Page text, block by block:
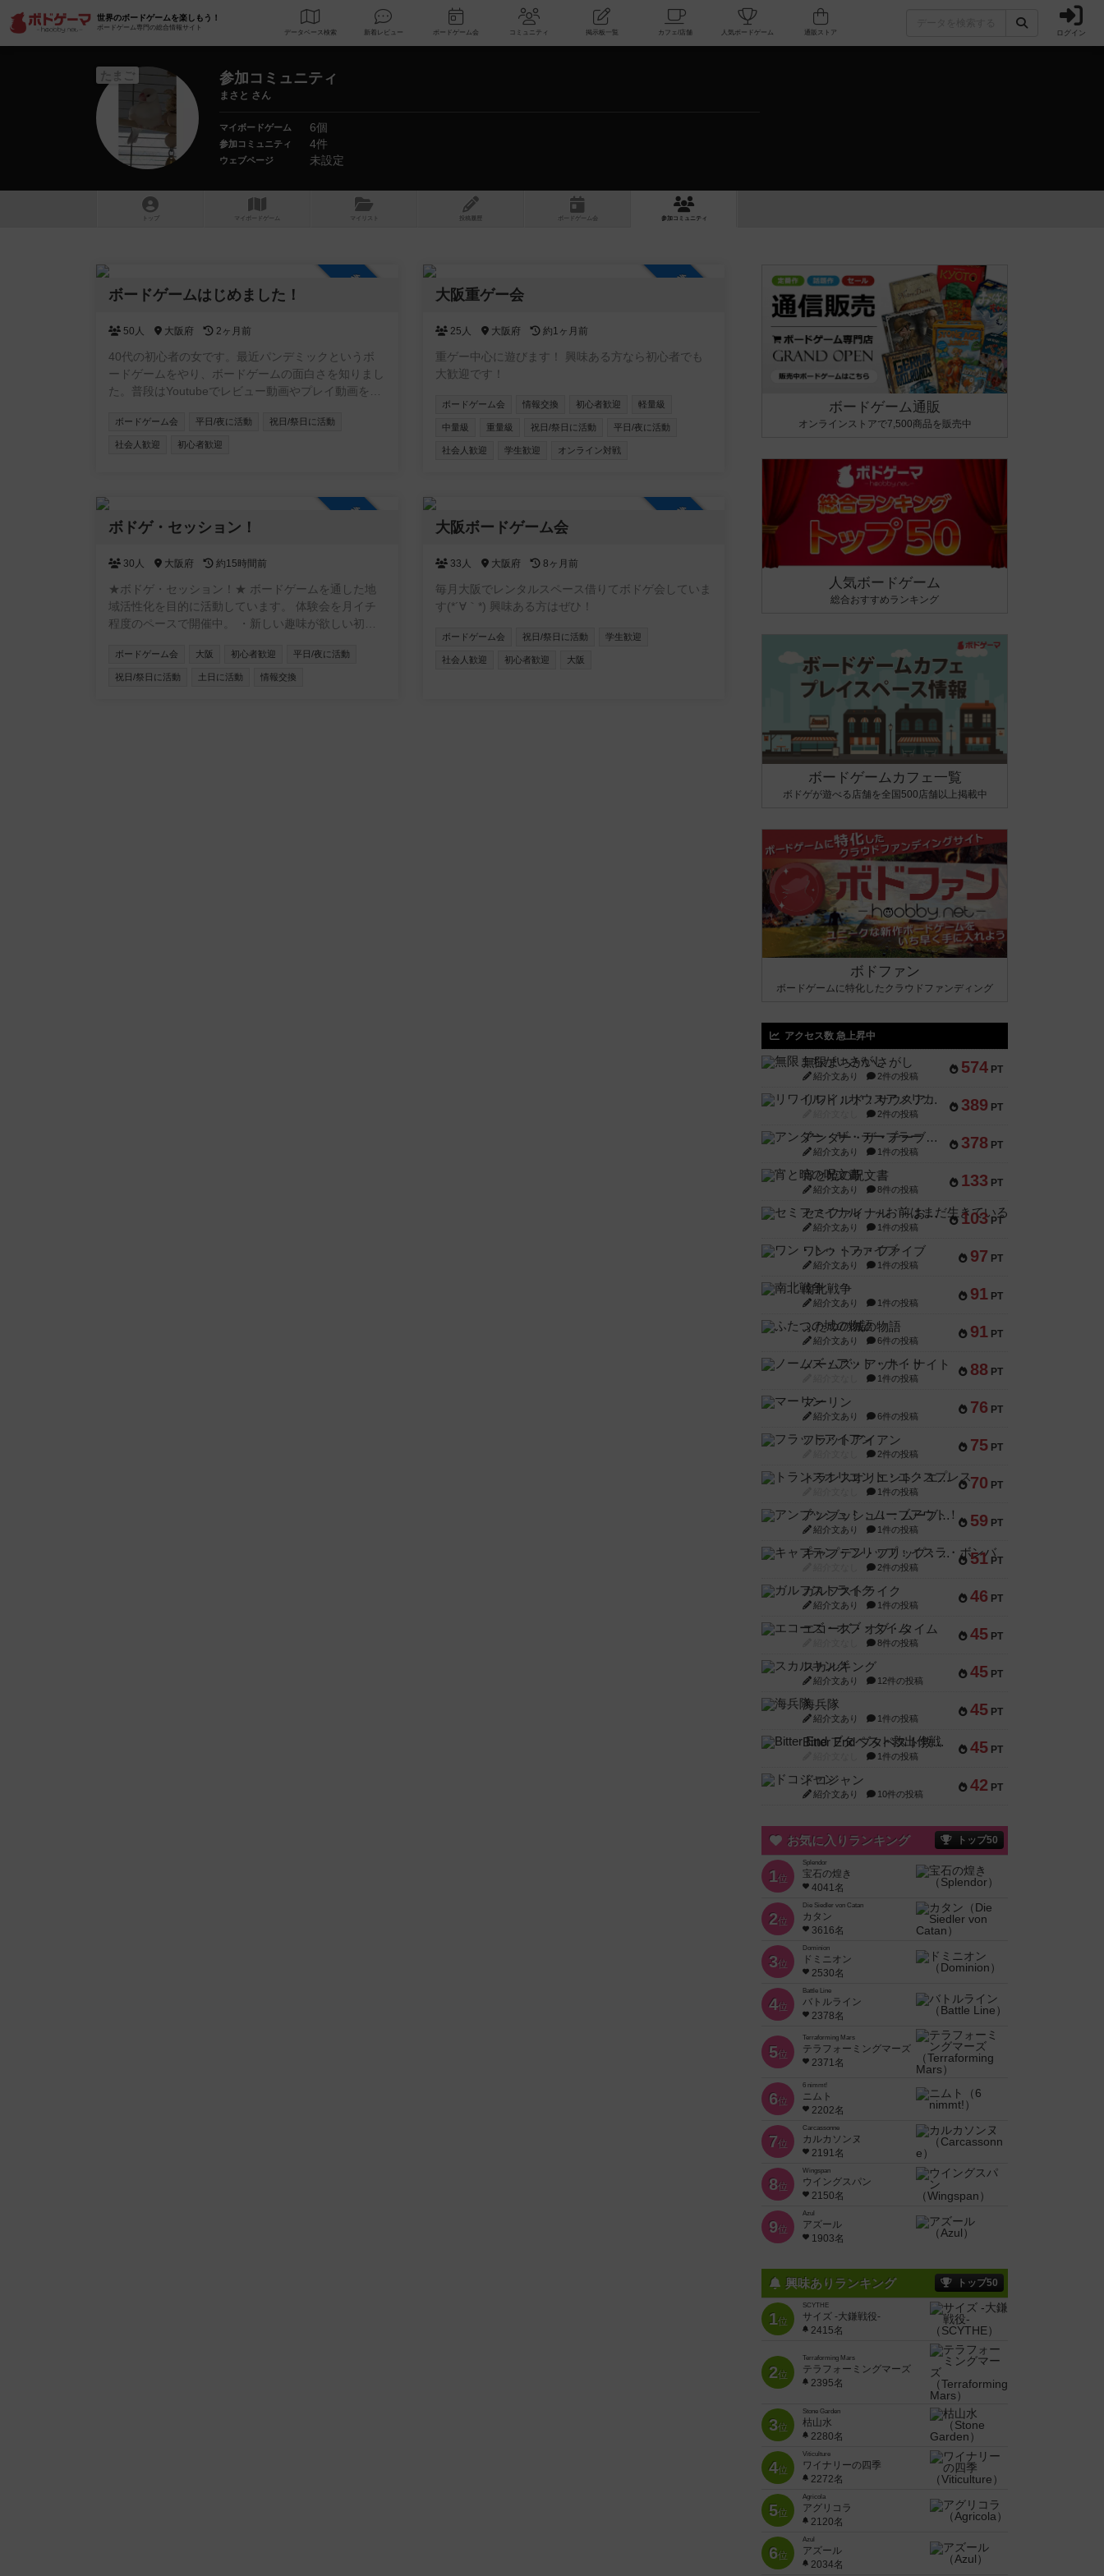
世界のボードゲームを楽しもう！
ボードゲーム専門の総合情報サイト
データベース 検索 新着レビュー ボードゲーム会 コミュニティ 掲示板一覧 カフェ/店舗 人気ボードゲーム ログイン
たまご 参加コミュニティ
まさと さん
マイボードゲーム 6個
参加コミュニティ 4件
ウェブページ 未設定
トップ マイボードゲーム マイリスト 投稿履歴 ボ ドゲ ーム 参加 コミュニティ
ボードゲームはじめました！
50人 大阪府 2ヶ月前
40代の初心者の女です。最近パンデミックというボ
ードゲームをやり、ボードゲームの面白さを知りまし
た。普段はYoutubeでレビュー動画やプレイ動画を見
思うようになりました。しかし、ゲームをするお友達
がいないのでコミュニティというものを作って見よう
はありません。知らないゲームだらけですがが、最近
少しづつやりたいゲームを購入したりしています。ど
うぞ宜しくお願いします。
ボードゲーム会 平日/夜に活動 祝日/祭日に活動
社会人歓迎 初心者歓迎
大阪重ゲー会
25人 大阪府 約1ヶ月前
重ゲー中心に遊びます！ 興味ある方なら初心者でも
大歓迎です！
ボードゲーム会 情報交換 初心者歓迎 軽量級
中量級 重量級 祝日/祭日に活動 平日/夜に活動
社会人歓迎 学生歓迎 オンライン対戦
ボドゲ・セッション！
30人 大阪府 約15時間前
★ボドゲ・セッション！★ ボードゲームを通した地
域活性化を目的に活動しています。 体験会を月イチ
程度のペースで開催中。 ・新しい趣味が欲しい初心
さん ・卓をお任せできるベテランさん ・テストプレ
イヤーが欲しいクリエーターさん お気軽にご参加く
ボードゲーム会 大阪 初心者歓迎 平日/夜に活動
祝日/祭日に活動 土日に活動 情報交換
大阪ボードゲーム会
33人 大阪府 8ヶ月前
毎月大阪でレンタルスペース借りてボドゲ会していま
す(*´∀｀*) 興味ある方はぜひ！
ボードゲーム会 祝日/祭日に活動 学生歓迎
社会人歓迎 初心者歓迎 大阪
ボードゲーム通販
オンラインストアで7,500商品を販売中
人気ボードゲーム
総合おすすめランキング
ボードゲームカフェ一覧
ボドゲが遊べる店舗を全国500店舗以上掲載中
ボドファン
ボードゲームに特化したクラウドファンディング
アクセス数 急上昇中
574 PT
無限まちがいさがし
紹介文あり 2件の投稿
389 PT
リワイルド：サウスアメリカ
2件の投稿
378 PT
アンダー・ザ・テーブラー
紹介文あり 1件の投稿
133 PT
宵と暁の呪文書
紹介文あり 8件の投稿
103 PT
セミファイナル ～お前はまだ生きている～
紹介文あり 1件の投稿
97 PT
ワン・トゥ・ファイブ
紹介文あり 1件の投稿
91 PT
南北戦争
紹介文あり 1件の投稿
91 PT
ふたつの城の物語
紹介文あり 6件の投稿
88 PT
ノームズ・アット・ナイト
1件の投稿
76 PT
マーリン
紹介文あり 6件の投稿
75 PT
フラットアイアン
2件の投稿
70 PT
トランスオリエント・エクスプレス
1件の投稿
59 PT
アンブッシュ！：ムーブアウト！
紹介文あり 1件の投稿
51 PT
キャプテン・フリップ：イスラ・ボンバ
2件の投稿
46 PT
ガルフストライク
紹介文あり 1件の投稿
45 PT
エコーズ・オブ・タイム
8件の投稿
45 PT
スカルキング
紹介文あり 12件の投稿
45 PT
海兵隊
紹介文あり 1件の投稿
45 PT
Bitter End ブタペスト救出作戦
1件の投稿
42 PT
ドコジャン
紹介文あり 10件の投稿
お気に入りランキング トップ50
1位
Splendor
宝石の煌き
4041名
2位
Die Siedler von Catan
カタン
3616名
3位
Dominion
ドミニオン
2530名
4位
Battle Line
バトルライン
2378名
5位
Terraforming Mars
テラフォーミングマーズ
2371名
6位
6 nimmt!
ニムト
2202名
7位
Carcassonne
カルカソンヌ
2191名
8位
Wingspan
ウイングスパン
2150名
9位
Azul
アズール
1903名
興味ありランキング トップ50
1位
SCYTHE
サイズ -大鎌戦役-
2415名
2位
Terraforming Mars
テラフォーミングマーズ
2395名
3位
Stone Garden
枯山水
2280名
4位
Viticulture
ワイナリーの四季
2272名
5位
Agricola
アグリコラ
2120名
6位
Azul
アズール
2034名